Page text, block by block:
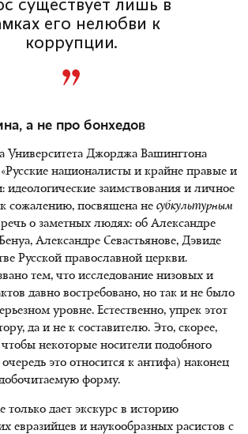
существует лишь в
его нелюбви к
коррупции.
а не про бонхедов
Университета Джорджа Вашингтона
националисты и крайне правые и
идеологические заимствования и личное
к сожалению, посвящена не субкультурным
о заметных людях: об Александре
Александре Севастьянове, Дэвиде
Русской православной церкви.
тем, что исследование низовых и
давно востребовано, но так и не было
уровне. Естественно, упрек этот
да и не к составителю. Это, скорее,
некоторые носители подобного
это относится к антифа) наконец
форму.
только дает экскурс в историю
евразийцев и наукообразных расистов с